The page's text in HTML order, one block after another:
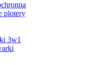
plotery
3w1